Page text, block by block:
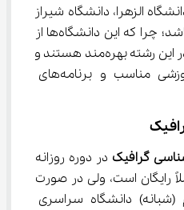
الزهرا، دانشگاه شیراز
و دانشگاه هنر اصفهان می‌باشد؛ چرا که این دانشگاه‌ها از
اساتید مجرب برای تدریس در این رشته بهره‌مند هستند و
همچنین دارای امکانات آموزشی مناسب و برنامه‌های
گرافیک در دوره روزانه
کاملاً رایگان است، ولی در صورت
دانشگاه سراسری